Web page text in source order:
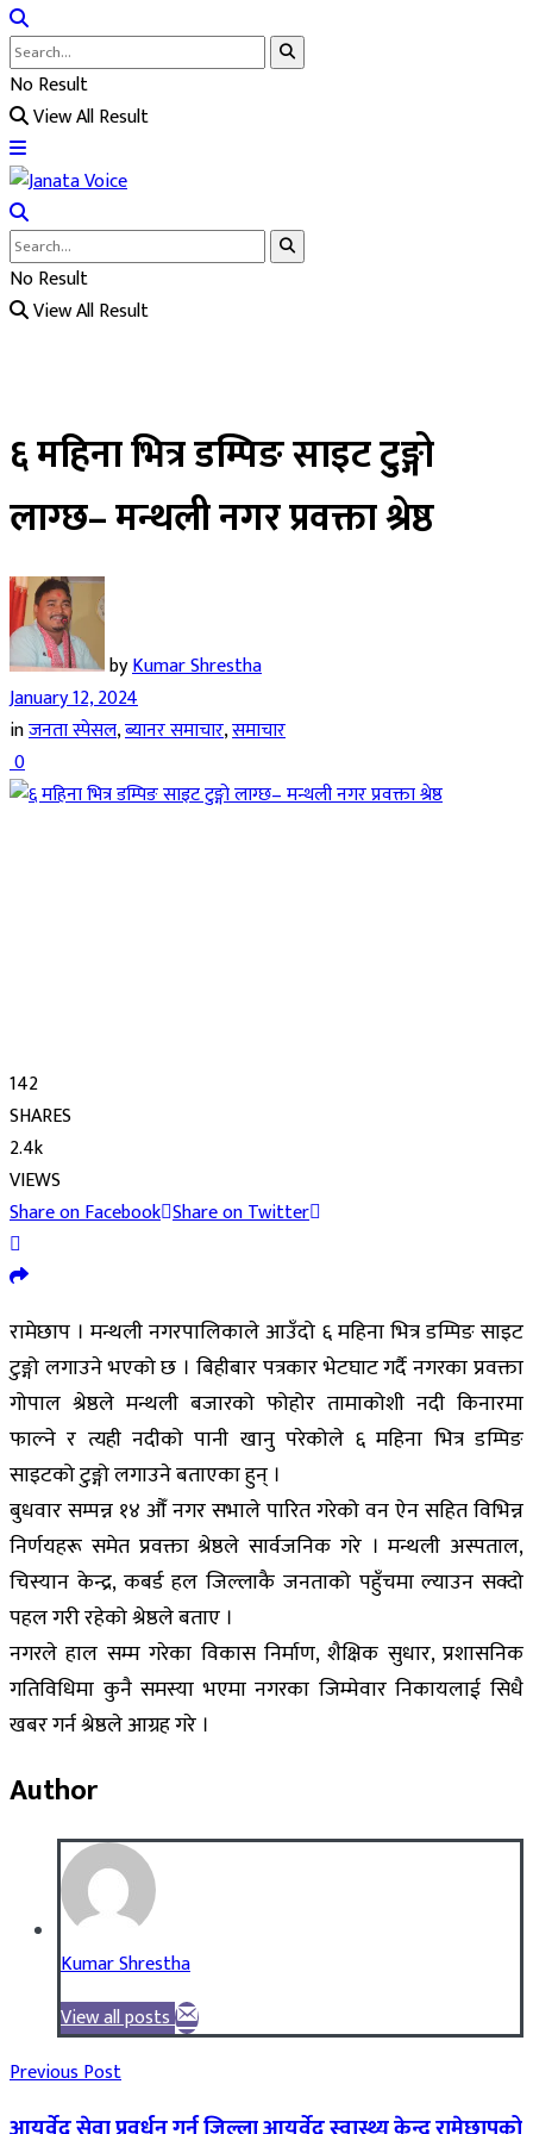
No Result
View All Result
No Result
View All Result
६ महिना भित्र डम्पिङ साइट टुङ्गो
लाग्छ– मन्थली नगर प्रवक्ता श्रेष्ठ
byKumar Shrestha
January 12, 2024
inजनता स्पेसल,ब्यानर समाचार,समाचार
0
142
SHARES
2.4k
VIEWS
Share on Facebook Share on Twitter
रामेछाप । मन्थली नगरपालिकाले आउँदो ६ महिना भित्र डम्पिङ साइट
टुङ्गो लगाउने भएको छ । बिहीबार पत्रकार भेटघाट गर्दै नगरका प्रवक्ता
गोपाल श्रेष्ठले मन्थली बजारको फोहोर तामाकोशी नदी किनारमा
फाल्ने र त्यही नदीको पानी खानु परेकोले ६ महिना भित्र डम्पिङ
साइटको टुङ्गो लगाउने बताएका हुन् ।
बुधवार सम्पन्न १४ औँ नगर सभाले पारित गरेको वन ऐन सहित विभिन्न
निर्णयहरू समेत प्रवक्ता श्रेष्ठले सार्वजनिक गरे । मन्थली अस्पताल,
चिस्यान केन्द्र, कबर्ड हल जिल्लाकै जनताको पहुँचमा ल्याउन सक्दो
पहल गरी रहेको श्रेष्ठले बताए ।
नगरले हाल सम्म गरेका विकास निर्माण, शैक्षिक सुधार, प्रशासनिक
गतिविधिमा कुनै समस्या भएमा नगरका जिम्मेवार निकायलाई सिधै
खबर गर्न श्रेष्ठले आग्रह गरे ।
Author
Kumar Shrestha
View all posts
Previous Post